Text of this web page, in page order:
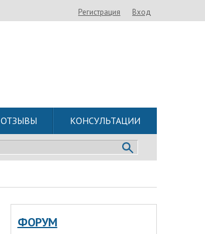
Регистрация Вход
ОТЗЫВЫ КОНСУЛЬТАЦИИ
ФОРУМ